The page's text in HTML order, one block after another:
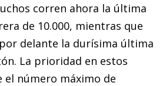
corren ahora la última
de 10.000, mientras que
delante la durísima última
La prioridad en estos
el número máximo de